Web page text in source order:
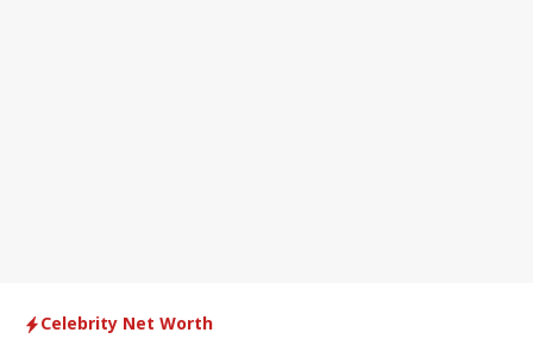
Celebrity Net Worth